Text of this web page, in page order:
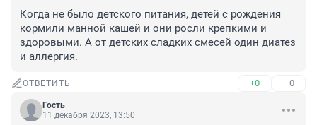
Когда не было детского питания, детей с рождения
кормили манной кашей и они росли крепкими и
здоровыми. А от детских сладких смесей один диатез
и аллергия.
ОТВЕТИТЬ +0 –0
Гость
11 декабря 2023, 13:50